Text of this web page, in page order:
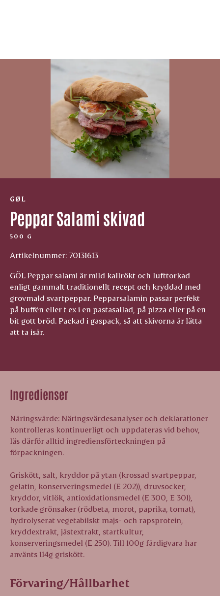
GØL
Peppar Salami skivad
500 G
Artikelnummer: 70131613
GÖL Peppar salami är mild kallrökt och lufttorkad
enligt gammalt traditionellt recept och kryddad med
grovmald svartpeppar. Pepparsalamin passar perfekt
på buffén eller t ex i en pastasallad, på pizza eller på en
bit gott bröd. Packad i gaspack, så att skivorna är lätta
att ta isär.
Ingredienser
Näringsvärde: Näringsvärdesanalyser och deklarationer
kontrolleras kontinuerligt och uppdateras vid behov,
läs därför alltid ingrediensförteckningen på
förpackningen.
Griskött, salt, kryddor på ytan (krossad svartpeppar,
gelatin, konserveringsmedel (E 202)), druvsocker,
kryddor, vitlök, antioxidationsmedel (E 300, E 301),
torkade grönsaker (rödbeta, morot, paprika, tomat),
hydrolyserat vegetabilskt majs- och rapsprotein,
kryddextrakt, jästextrakt, startkultur,
konserveringsmedel (E 250). Till 100g färdigvara har
använts 114g griskött.
Förvaring/Hållbarhet